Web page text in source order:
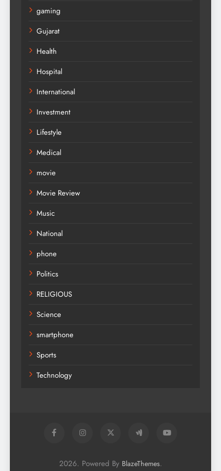
gaming
Gujarat
Health
Hospital
International
Investment
Lifestyle
Medical
movie
Movie Review
Music
National
phone
Politics
RELIGIOUS
Science
smartphone
Sports
Technology
2026. Powered By BlazeThemes.